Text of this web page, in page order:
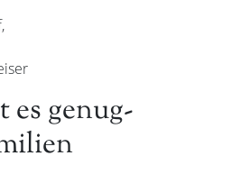
genug-